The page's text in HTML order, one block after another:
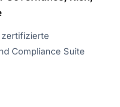
zertifizierte
Compliance Suite